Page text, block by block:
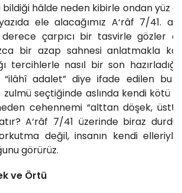
bildiği hâlde neden kibirle ondan yüz
ele alacağımız A‘râf 7/41.
çarpıcı bir tasvirle gözler
bir azap sahnesi anlatmakla
tercihlerle nasıl bir son
“ilâhî adalet” diye ifade edilen bu
zulmü seçtiğinde aslında kendi kötü
cehennemi “alttan döşek,
A‘râf 7/41 üzerinde biraz
değil, insanın kendi
görürüz.
ve Örtü